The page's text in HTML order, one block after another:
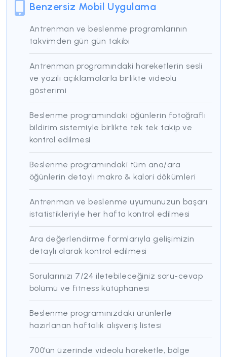
Benzersiz Mobil Uygulama
Antrenman ve beslenme programlarının
takvimden gün gün takibi
Antrenman programındaki hareketlerin sesli
ve yazılı açıklamalarla birlikte videolu
gösterimi
Beslenme programındaki öğünlerin fotoğraflı
bildirim sistemiyle birlikte tek tek takip ve
kontrol edilmesi
Beslenme programındaki tüm ana/ara
öğünlerin detaylı makro & kalori dökümleri
Antrenman ve beslenme uyumunuzun başarı
istatistikleriyle her hafta kontrol edilmesi
Ara değerlendirme formlarıyla gelişimizin
detaylı olarak kontrol edilmesi
Sorularınızı 7/24 iletebileceğiniz soru-cevap
bölümü ve fitness kütüphanesi
Beslenme programınızdaki ürünlerle
hazırlanan haftalık alışveriş listesi
700’ün üzerinde videolu hareketle, bölge